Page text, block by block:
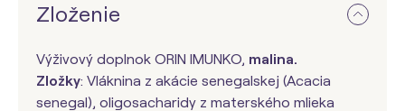
Zloženie
Výživový doplnok ORIN IMUNKO, malina.
Zložky: Vláknina z akácie senegalskej (Acacia
senegal), oligosacharidy z materského mlieka